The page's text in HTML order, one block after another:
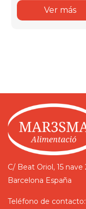
Ver más
C/ Beat Oriol, 15 nave
Barcelona España
Teléfono de contacto: